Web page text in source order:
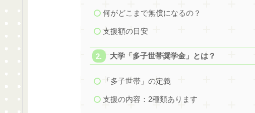
何がどこまで無償になるの？
支援額の目安
大学「多子世帯奨学金」とは？
「多子世帯」の定義
支援の内容：2種類あります